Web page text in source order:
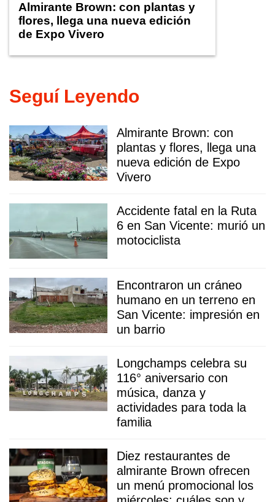
Almirante Brown: con plantas y
flores, llega una nueva edición
de Expo Vivero
Seguí Leyendo
Almirante Brown: con
plantas y flores, llega una
nueva edición de Expo
Vivero
Accidente fatal en la Ruta
6 en San Vicente: murió un
motociclista
Encontraron un cráneo
humano en un terreno en
San Vicente: impresión en
un barrio
Longchamps celebra su
116° aniversario con
música, danza y
actividades para toda la
familia
Diez restaurantes de
almirante Brown ofrecen
un menú promocional los